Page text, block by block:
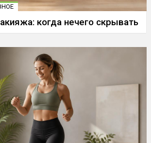
когда нечего скрывать